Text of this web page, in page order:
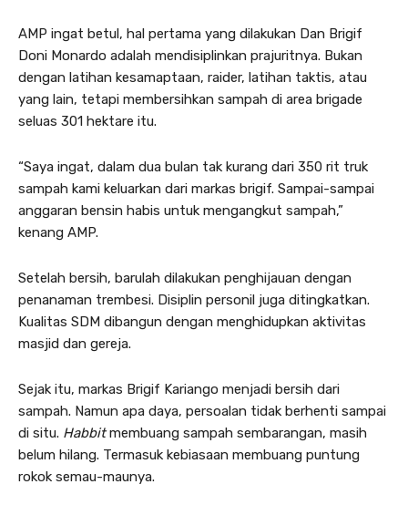
AMP ingat betul, hal pertama yang dilakukan Dan Brigif
Doni Monardo adalah mendisiplinkan prajuritnya. Bukan
dengan latihan kesamaptaan, raider, latihan taktis, atau
yang lain, tetapi membersihkan sampah di area brigade
seluas 301 hektare itu.
“Saya ingat, dalam dua bulan tak kurang dari 350 rit truk
sampah kami keluarkan dari markas brigif. Sampai-sampai
anggaran bensin habis untuk mengangkut sampah,”
kenang AMP.
Setelah bersih, barulah dilakukan penghijauan dengan
penanaman trembesi. Disiplin personil juga ditingkatkan.
Kualitas SDM dibangun dengan menghidupkan aktivitas
masjid dan gereja.
Sejak itu, markas Brigif Kariango menjadi bersih dari
sampah. Namun apa daya, persoalan tidak berhenti sampai
di situ. Habbitmembuang sampah sembarangan, masih
belum hilang. Termasuk kebiasaan membuang puntung
rokok semau-maunya.